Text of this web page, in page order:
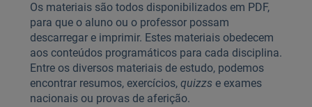
Os materiais são todos disponibilizados em PDF,
para que o aluno ou o professor possam
descarregar e imprimir. Estes materiais obedecem
aos conteúdos programáticos para cada disciplina.
Entre os diversos materiais de estudo, podemos
encontrar resumos, exercícios, quizzs e exames
nacionais ou provas de aferição.